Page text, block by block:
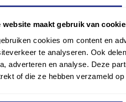
website maakt gebruik van
cookies om content en
te analyseren. Ook
adverteren en analyse. Deze
of die ze hebben verzameld
iets voor mij. En dat vind ik
na mijn ontgroening in het
Ook hartstikke gezellig, goeie
te vinden in een volgepakte
die mijn gezichtsveld vullen.
kom je een aardig eind en
vind ik het niet.